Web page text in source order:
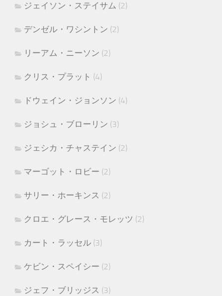
ジェイソン・ステイサム (2)
デンゼル・ワシントン (2)
リーアム・ニーソン (2)
クリス・プラット (4)
ドウェイン・ジョンソン (4)
ジョシュ・ブローリン (3)
ジェシカ・チャステイン (2)
マーゴット・ロビー (2)
サリー・ホーキンス (2)
クロエ・グレース・モレッツ (2)
カート・ラッセル (3)
ケビン・スペイシー (2)
ジェフ・ブリッジス (3)